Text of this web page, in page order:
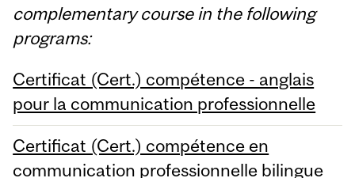
complementary course in the following
programs:
Certificat (Cert.) compétence - anglais
pour la communication professionnelle
Certificat (Cert.) compétence en
communication professionnelle bilingue